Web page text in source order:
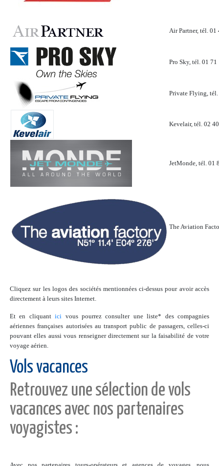
Air Partner, tél. 01
Pro Sky, tél. 01 71
Private Flying,
Kevelair, tél. 02
JetMonde, tél. 01
The Aviation
Cliquez sur les logos des sociétés mentionnées ci-dessus pour avoir accès
directement à leurs sites Internet.
Et en cliquantici vous pourrez consulter une liste* des compagnies
aériennes françaises autorisées au transport public de passagers, celles-ci
pouvant elles aussi vous renseigner directement sur la faisabilité de votre
voyage aérien.
Vols vacances
Retrouvez une sélection de vols
vacances avec nos partenaires
voyagistes :